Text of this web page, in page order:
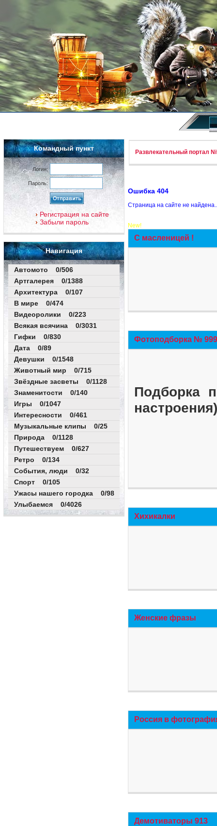
Командный пункт
Логин:
Пароль:
Регистрация на сайте
Забыли пароль
Навигация
Автомото 0/506
Артгалерея 0/1388
Архитектура 0/107
В мире 0/474
Видеоролики 0/223
Всякая всячина 0/3031
Гифки 0/830
Дата 0/89
Девушки 0/1548
Животный мир 0/715
Звёздные засветы 0/1128
Знаменитости 0/140
Игры 0/1047
Интересности 0/461
Музыкальные клипы 0/25
Природа 0/1128
Путешествуем 0/627
Ретро 0/134
События, люди 0/32
Спорт 0/105
Ужасы нашего городка 0/98
Улыбаемся 0/4026
Развлекательный портал
Ошибка 404
Страница на сайте не
New!
С масленицей !
Фотоподборка №
Подборка
Хихикалки
Женские фразы
Россия в
Демотиваторы 913